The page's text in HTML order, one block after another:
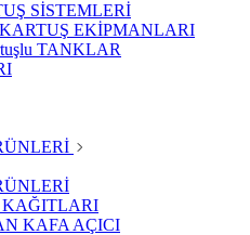
SİSTEMLERİ
EKİPMANLARI
TANKLAR
KAĞITLARI
KAFA AÇICI